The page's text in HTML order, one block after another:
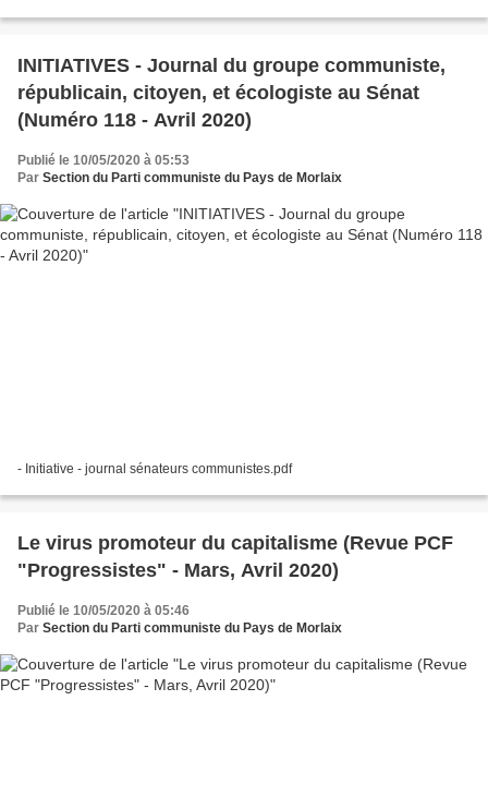
INITIATIVES - Journal du groupe communiste,
républicain, citoyen, et écologiste au Sénat
(Numéro 118 - Avril 2020)
Publié le 10/05/2020 à 05:53
Par Section du Parti communiste du Pays de Morlaix
- Initiative - journal sénateurs communistes.pdf
Le virus promoteur du capitalisme (Revue PCF
"Progressistes" - Mars, Avril 2020)
Publié le 10/05/2020 à 05:46
Par Section du Parti communiste du Pays de Morlaix